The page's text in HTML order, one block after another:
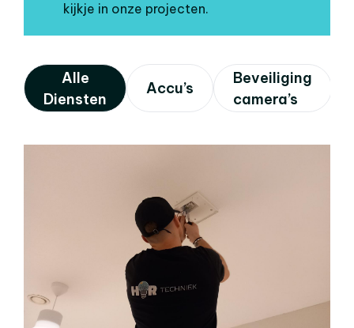
kijkje in onze projecten.
Alle
Diensten
Accu’s
Beveiliging
camera’s